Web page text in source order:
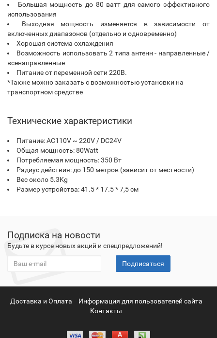
Большая мощность до 80 ватт для самого эффективного
использования
Выходная мощность изменяется в зависимости от
включенных диапазонов (отдельно и одновременно)
Хорошая система охлаждения
Возможность использовать 2 типа антенн - направленные /
всенаправленные
Питание от переменной сети 220В.
*Также можно заказать с возможностью установки на
транспортном средстве
Технические характеристики
Питание: AC110V ~ 220V / DC24V
Общая мощность: 80Watt
Потребляемая мощность: 350 Вт
Радиус действия: до 150 метров (зависит от местности)
Вес около 5.3Kg
Размер устройства: 41.5 * 17.5 * 7,5 см
Подписка на новости
Будьте в курсе новых акций и спецпредложений!
Подписаться
Доставка и Оплата
Информация для пользователей сайта
Контакты